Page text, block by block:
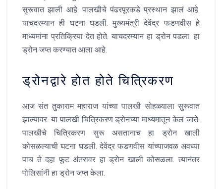
सुरूवात झाली आहे. पालखीचे पंढरपूरकडे प्रस्थान झालं आहे.
याचदरम्यान ही घटना घडली. मुख्यमंत्री देवेंद्र फडणवीस हे
माध्यमांना प्रतिक्रिया देत होते. याचदरम्यान हा ड्रोन पडला. हा
ड्रोन जप्त करण्यात आला आहे.
ड्रोनद्वारे होत होते चित्रिकरण
आज संत तुकाराम महाराज यांच्या पालखी सोहळ्याला सुरूवात
झाल्यावर. या पालखी चित्रिकरण ड्रोनच्या माध्यमातून केलं जाते.
पालखीचे चित्रिकरण सुरू असतानाच हा ड्रोन खाली
कोसळल्याची घटना घडली. देवेंद्र फडणवीस यांच्याजवळ अवघ्या
पाच ते दहा फूट अंतरावर हा ड्रोन खाली कोसळला. त्यानंतर
पोलिसांनी हा ड्रोन जप्त केला.